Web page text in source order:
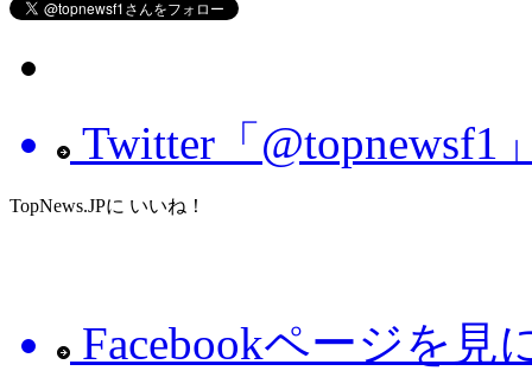
Twitter「@topnewsf1
TopNews.JPに いいね！
Facebookページを見